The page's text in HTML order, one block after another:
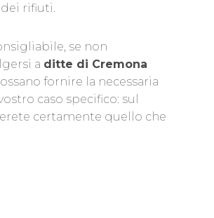
rifiuti.
se non
a ditte di Cremona
fornire la necessaria
caso specifico: sul
certamente quello che